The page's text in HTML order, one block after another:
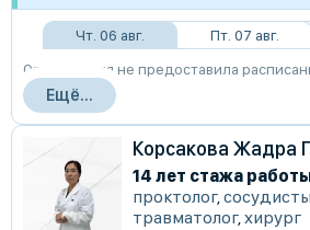
Чт. 06 авг. Пт. 07 авг.
Организация не предоставила
Ещё...
Корсакова Жадра
14 лет стажа
проктолог,
травматолог,хирург